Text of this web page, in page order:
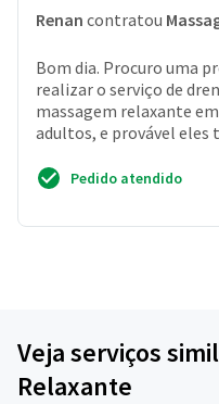
Renan contratou
Bom dia. Procuro uma
realizar o serviço de
massagem relaxante
adultos, e provável eles
Pedido atendido
Veja serviços
Relaxante